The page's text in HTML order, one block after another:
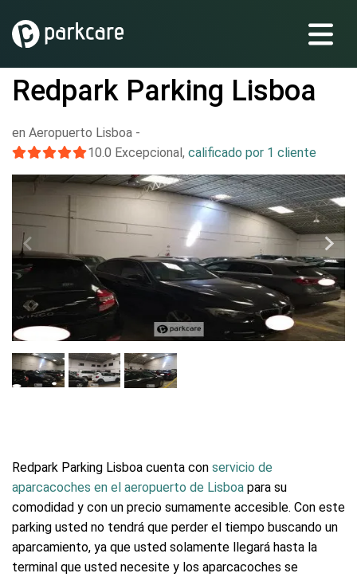
Redpark Parking Lisboa
en Aeropuerto Lisboa -
10.0 Excepcional, calificado por 1 cliente
Redpark Parking Lisboa cuenta con servicio de
aparcacoches en el aeropuerto de Lisboa para su
comodidad y con un precio sumamente accesible. Con este
parking usted no tendrá que perder el tiempo buscando un
aparcamiento, ya que usted solamente llegará hasta la
terminal que usted necesite y los aparcacoches se